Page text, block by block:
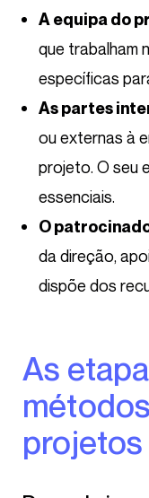
A equipa do
que trabalham
específicas
As partes
ou externas à
projeto. O seu
essenciais.
O
da direção,
dispõe dos
As etapas-chave e os
projetos